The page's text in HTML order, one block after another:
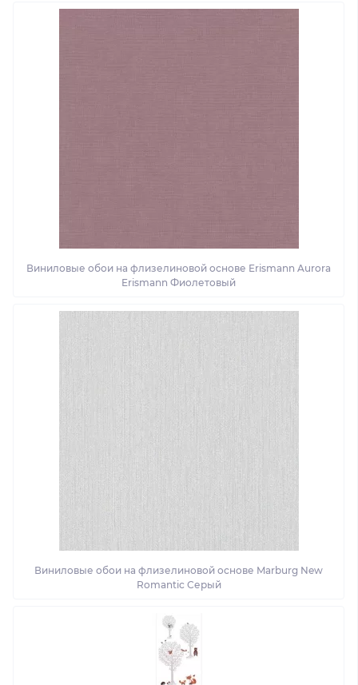
Виниловые обои на флизелиновой основе Erismann Aurora
Erismann Фиолетовый
Виниловые обои на флизелиновой основе Marburg New
Romantic Серый